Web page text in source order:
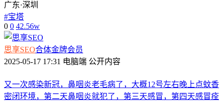
广东·深圳
#宝塔
0 0 42.56w
思享SEO合体金牌会员
2025-05-17 17:31 电脑端 公开内容
又一次感染新冠，鼻咽炎老毛病了，大概12号左右晚上点蚊香
密闭环境，第二天鼻咽炎就犯了，第三天感冒，第四天感冒痊